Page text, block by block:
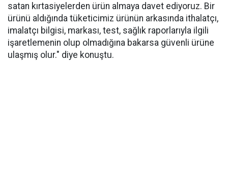
satan kırtasiyelerden ürün almaya davet ediyoruz. Bir
ürünü aldığında tüketicimiz ürünün arkasında ithalatçı,
imalatçı bilgisi, markası, test, sağlık raporlarıyla ilgili
işaretlemenin olup olmadığına bakarsa güvenli ürüne
ulaşmış olur." diye konuştu.